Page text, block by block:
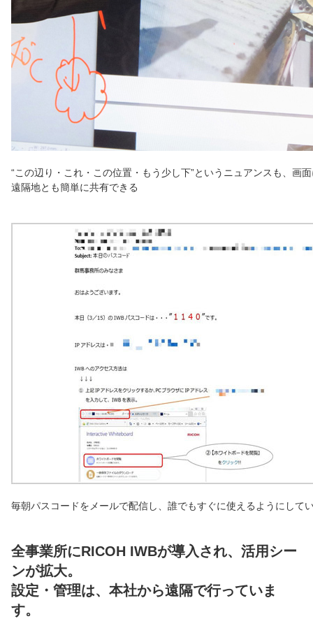
“この辺り・これ・この位置・もう少し下”というニュアンスも、画
遠隔地とも簡単に共有できる
毎朝パスコードをメールで配信し、誰でもすぐに使えるようにして
全事業所にRICOH IWBが導入され、活用シー
ンが拡大。
設定・管理は、本社から遠隔で行っていま
す。